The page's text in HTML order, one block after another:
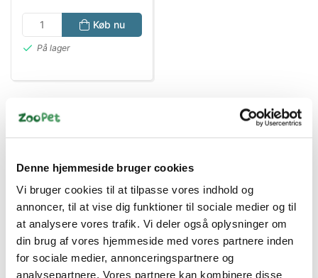
Denne hjemmeside bruger cookies
Vi bruger cookies til at tilpasse vores indhold og
annoncer, til at vise dig funktioner til sociale medier og til
at analysere vores trafik. Vi deler også oplysninger om
din brug af vores hjemmeside med vores partnere inden
for sociale medier, annonceringspartnere og
analysepartnere. Vores partnere kan kombinere disse
Køb nu
På lager
Bestsælgende varer i Hundelegetøj